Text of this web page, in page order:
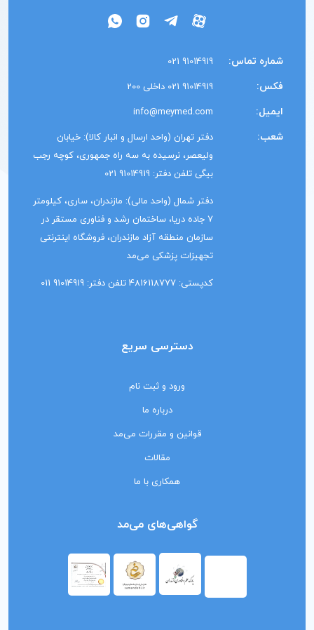
شماره تماس: 91014919 021
فکس: 91014919 021 داخلی 200
ایمیل: info@meymed.com
شعب:
دفتر تهران (واحد ارسال و انبار کالا): خیابان
ولیعصر، نرسیده به سه راه جمهوری، کوچه رجب
بیگی تلفن دفتر: 91014919 021
دفتر شمال (واحد مالی): مازندران، ساری، کیلومتر
7 جاده دریا، ساختمان رشد و فناوری مستقر در
سازمان منطقه آزاد مازندران، فروشگاه اینترنتی
تجهیزات پزشکی می‌مد
کدپستی: 4816118777 تلفن دفتر: 91014919 011
دسترسی سریع
ورود و ثبت نام
درباره ما
قوانین و مقررات می‌مد
مقالات
همکاری با ما
گواهی‌های می‌مد